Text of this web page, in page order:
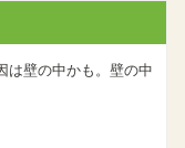
は壁の中かも。壁の中